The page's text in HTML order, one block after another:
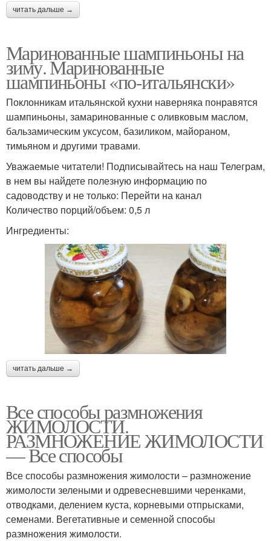
читать дальше →
Маринованные шампиньоны на
зиму. Маринованные
шампиньоны «по-итальянски»
Поклонникам итальянской кухни наверняка понравятся
шампиньоны, замаринованные с оливковым маслом,
бальзамическим уксусом, базиликом, майораном,
тимьяном и другими травами.
Уважаемые читатели! Подписывайтесь на наш Телеграм,
в нем вы найдете полезную информацию по
садоводству и не только: Перейти на канал
Количество порций/объем: 0,5 л
Ингредиенты:
читать дальше →
Все способы размножения
ЖИМОЛОСТИ.
РАЗМНОЖЕНИЕ ЖИМОЛОСТИ
— Все способы
Все способы размножения жимолости – размножение
жимолости зелеными и одревесневшими черенками,
отводками, делением куста, корневыми отпрысками,
семенами. Вегетативные и семенной способы
размножения жимолости.